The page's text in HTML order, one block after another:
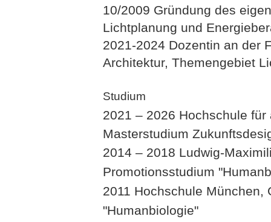
10/2009 Gründung des
Lichtplanung und
2021-2024 Dozentin an der
Architektur, Themengebiet
Studium
2021 – 2026 Hochschule
Masterstudium
2014 – 2018 Ludwig-
Promotionsstudium
2011 Hochschule München,
"Humanbiologie"